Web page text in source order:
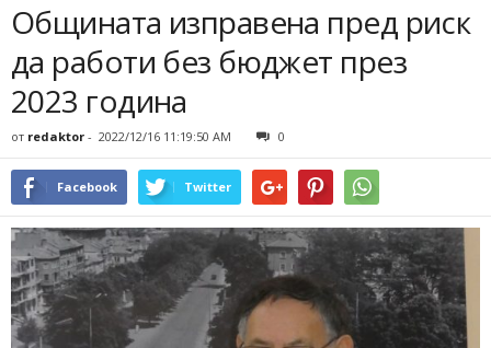
Общината изправена пред риск
да работи без бюджет през
2023 година
от redaktor - 2022/12/16 11:19:50 AM 0
Facebook Twitter